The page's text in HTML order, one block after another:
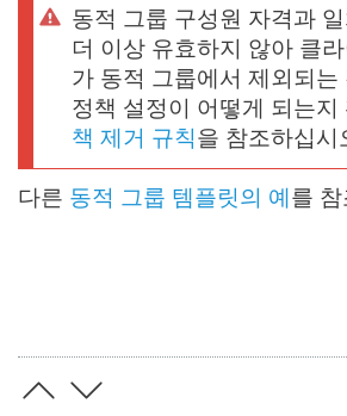
동적 그룹 구성원 자격과
더 이상 유효하지 않아 클
가 동적 그룹에서 제외되는
정책 설정이 어떻게 되는지
책 제거 규칙을 참조하십시
다른 동적 그룹 템플릿의 예를